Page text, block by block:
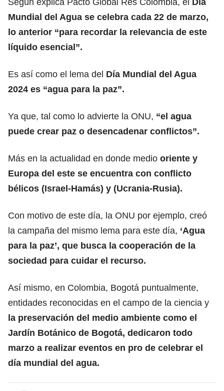
Mundial del Agua se celebra cada 22 de marzo,
lo anterior “para recordar la relevancia de este
líquido esencial”.
Es así como el lema del Día Mundial del Agua
2024 es “agua para la paz”.
Ya que, tal como lo advierte la ONU, “el agua
puede crear paz o desencadenar conflictos”.
Más en la actualidad en donde medio oriente y
Europa del este se encuentra con conflicto
bélicos (Israel-Hamás) y (Ucrania-Rusia).
Con motivo de este día, la ONU por ejemplo, creó
la campaña del mismo lema para este día, ‘Agua
para la paz’, que busca la cooperación de la
sociedad para cuidar el recurso.
Así mismo, en Colombia, Bogotá puntualmente,
entidades reconocidas en el campo de la ciencia y
la preservación del medio ambiente como el
Jardín Botánico de Bogotá, dedicaron todo
marzo a realizar eventos en pro de celebrar el
día mundial del agua.